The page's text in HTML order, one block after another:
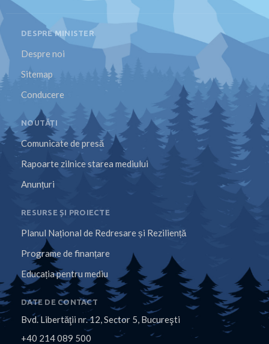
DESPRE MINISTER
Despre noi
Sitemap
Conducere
NOUTĂȚI
Comunicate de presă
Rapoarte zilnice starea mediului
Anunțuri
RESURSE ȘI PROIECTE
Planul Național de Redresare și Reziliență
Programe de finanțare
Educația pentru mediu
DATE DE CONTACT
Bvd. Libertăţii nr. 12, Sector 5, Bucureşti
+40 214 089 500